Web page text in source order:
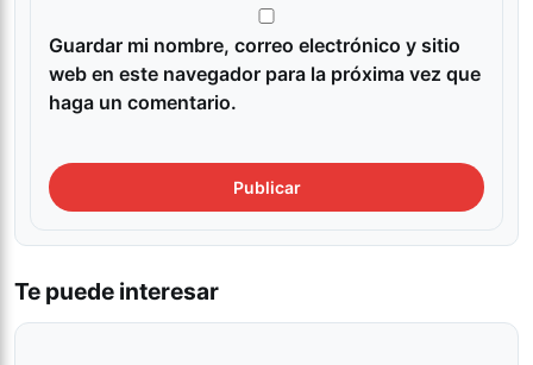
Guardar mi nombre, correo electrónico y sitio
web en este navegador para la próxima vez que
haga un comentario.
Te puede interesar